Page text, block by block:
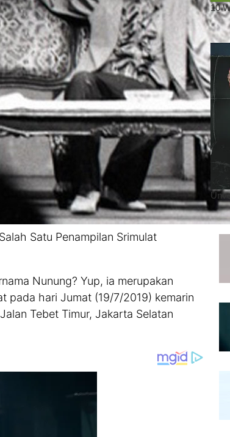
Salah Satu Penampilan Srimulat
Nunung? Yup, ia merupakan
pada hari Jumat (19/7/2019) kemarin
Tebet Timur, Jakarta Selatan